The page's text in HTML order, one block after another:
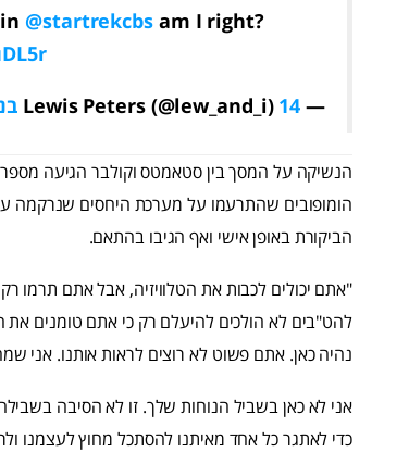
@startrekcbs am I right?
— Lewis Peters (@lew_and_i) 14 בנובמבר 2017
הנשיקה על המסך בין סטאמטס וקולבר הגיעה
הומופובים שהתרעמו על מערכת היחסים שנרקמה
הביקורת באופן אישי ואף הגיבו בהתאם.
"אתם יכולים לכבות את הטלוויזיה, אבל אתם תרמו
להט"בים לא הולכים להיעלם רק כי אתם טומנים את
נהיה כאן. אתם פשוט לא רוצים לראות אותנו. אני
אני לא כאן בשביל הנוחות שלך. זו לא הסיבה
כדי לאתגר כל אחד מאיתנו להסתכל מחוץ לעצמנו